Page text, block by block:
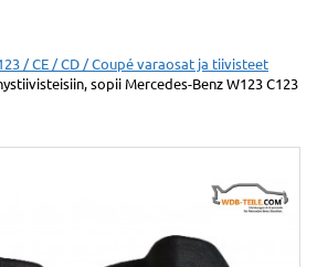
/ CE / CD / Coupé varaosat ja tiivisteet
sopii Mercedes-Benz W123 C123